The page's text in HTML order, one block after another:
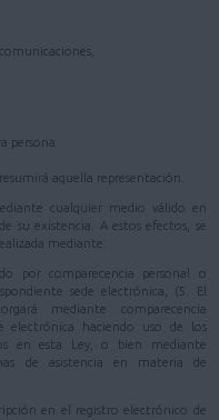
persona
aquella representación.
cualquier medio válido en
su existencia. A estos efectos, se
mediante:
por comparecencia personal o
sede electrónica, (5. El
mediante comparecencia
electrónica haciendo uso de los
en esta Ley, o bien mediante
de asistencia en materia de
en el registro electrónico de